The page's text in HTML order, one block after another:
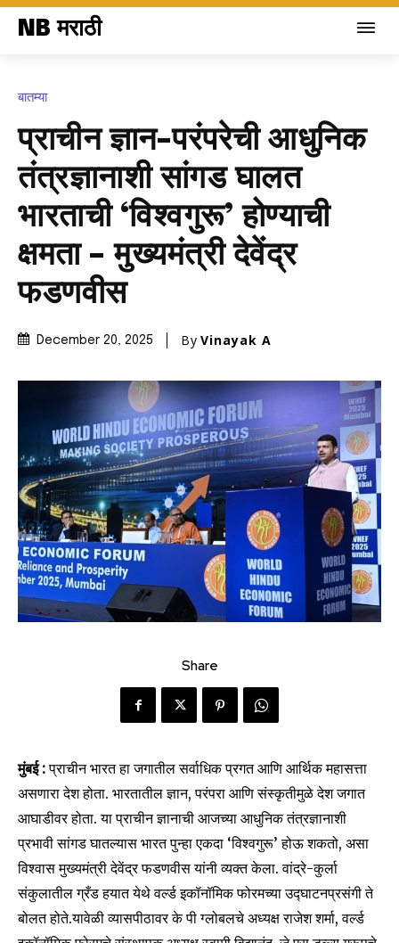
NB मराठी
बातम्या
प्राचीन ज्ञान-परंपरेची आधुनिक
तंत्रज्ञानाशी सांगड घालत
भारताची ‘विश्वगुरू’ होण्याची
क्षमता – मुख्यमंत्री देवेंद्र
फडणवीस
December 20, 2025 By Vinayak A
Share
मुंबई :प्राचीन भारत हा जगातील सर्वाधिक प्रगत आणि आर्थिक महासत्ता
असणारा देश होता. भारतातील ज्ञान, परंपरा आणि संस्कृतीमुळे देश जगात
आघाडीवर होता. या प्राचीन ज्ञानाची आजच्या आधुनिक तंत्रज्ञानाशी
प्रभावी सांगड घातल्यास भारत पुन्हा एकदा ‘विश्वगुरू’ होऊ शकतो, असा
विश्वास मुख्यमंत्री देवेंद्र फडणवीस यांनी व्यक्त केला. वांद्रे-कुर्ला
संकुलातील ग्रँड हयात येथे वर्ल्ड इकॉनॉमिक फोरमच्या उद्घाटनप्रसंगी ते
बोलत होते.यावेळी व्यासपीठावर के पी ग्लोबलचे अध्यक्ष राजेश शर्मा, वर्ल्ड